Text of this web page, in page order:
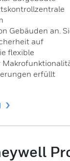
Gebäuden an.
auf
flexible
erfüllt